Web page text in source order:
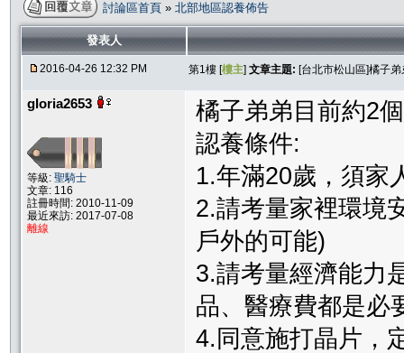
討論區首頁 » 北部地區認養佈告
發表人
2016-04-26 12:32 PM 第1樓 [樓主] 文章主題: [台北市松山區]橘子
gloria2653
等級: 聖騎士
文章: 116
註冊時間: 2010-11-09
最近來訪: 2017-07-08
離線
橘子弟弟目前約2
認養條件:
1.年滿20歲，須家
2.請考量家裡環境
戶外的可能)
3.請考量經濟能力
品、醫療費都是必
4.同意施打晶片，